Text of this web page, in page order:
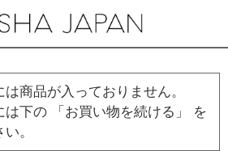
商品が入っておりません。
は下の 「お買い物を続ける」 を
。